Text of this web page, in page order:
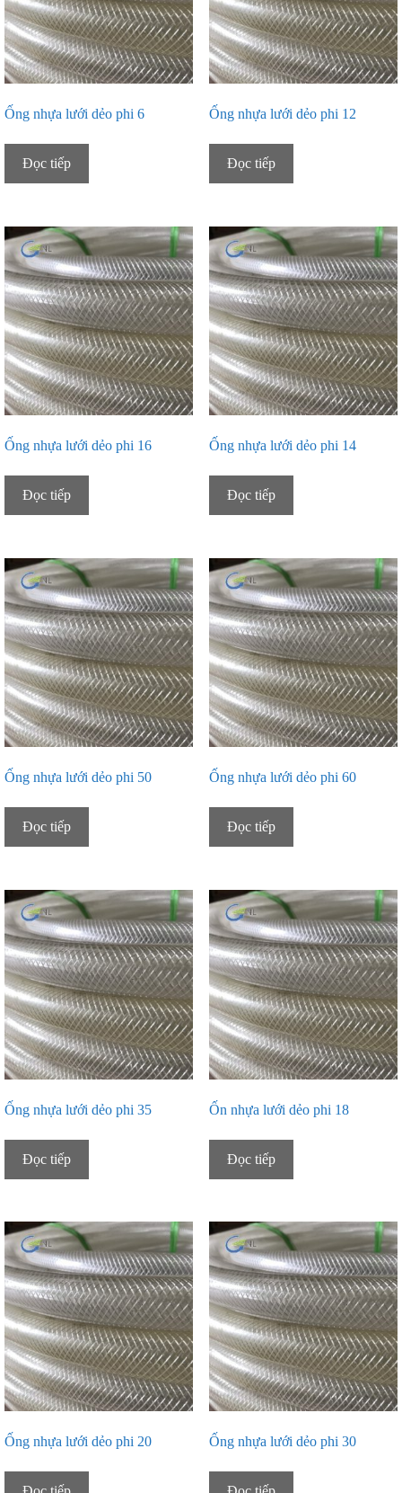
Ống nhựa lưới dẻo phi 6
Đọc tiếp
Ống nhựa lưới dẻo phi 12
Đọc tiếp
Ống nhựa lưới dẻo phi 16
Đọc tiếp
Ống nhựa lưới dẻo phi 14
Đọc tiếp
Ống nhựa lưới dẻo phi 50
Đọc tiếp
Ống nhựa lưới dẻo phi 60
Đọc tiếp
Ống nhựa lưới dẻo phi 35
Đọc tiếp
Ốn nhựa lưới dẻo phi 18
Đọc tiếp
Ống nhựa lưới dẻo phi 20 Ống nhựa lưới dẻo phi 30